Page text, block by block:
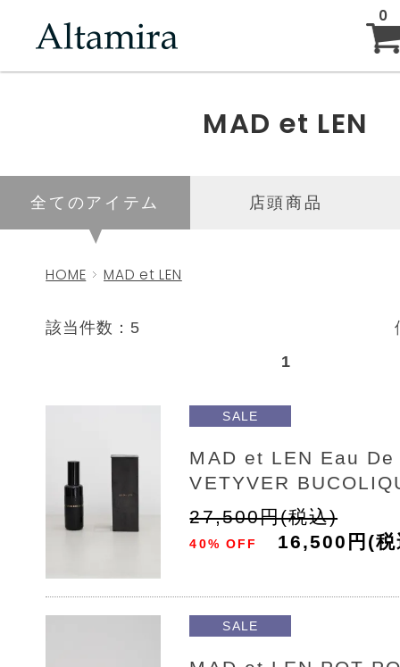
0
ABOUT
MAD et LEN
全てのアイテム 店頭商品
HOME MAD et LEN
該当件数：5
1
SALE
MAD et LEN Eau
VETYVER
27,500円(税込)
40% OFF 16,500円(
SALE